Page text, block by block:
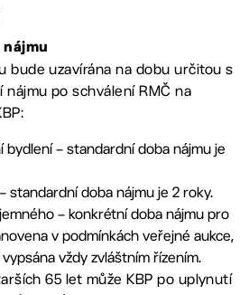
bude uzavírána na dobu určitou s
po schválení RMČ na
bydlení – standardní doba nájmu je
standardní doba nájmu je 2 roky.
– konkrétní doba nájmu pro
v podmínkách veřejné aukce,
vždy zvláštním řízením.
65 let může KBP po uplynutí